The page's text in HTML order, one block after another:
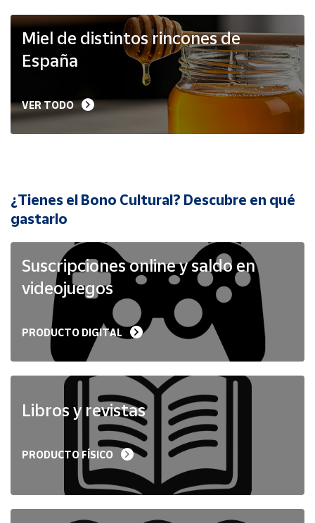
Vendedores
Mapa de
Hazte
vendedor
Cuenta
Ubicación
Península
Baleares
Melilla
Miel de distintos rincones de
España
VER TODO
¿Tienes el Bono Cultural? Descubre en qué
gastarlo
Suscripciones online y saldo en
videojuegos
PRODUCTO DIGITAL
Libros y revistas
PRODUCTO FÍSICO